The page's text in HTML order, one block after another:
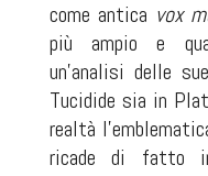
come antica vox
più ampio e
un’analisi delle
Tucidide sia in
realtà
ricade di fatto